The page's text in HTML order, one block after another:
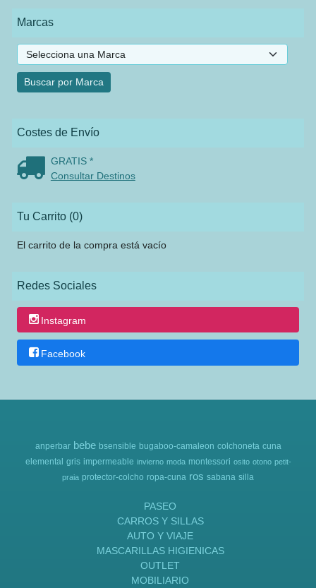
Marcas
Costes de Envío
GRATIS *
Consultar Destinos
Tu Carrito (0)
El carrito de la compra está vacío
Redes Sociales
Instagram
Facebook
anperbar bebe bsensible bugaboo-camaleon colchoneta cuna
elemental gris impermeable invierno moda montessori osito otono petit-
praia protector-colcho ropa-cuna ros sabana silla
PASEO
CARROS Y SILLAS
AUTO Y VIAJE
MASCARILLAS HIGIENICAS
OUTLET
MOBILIARIO